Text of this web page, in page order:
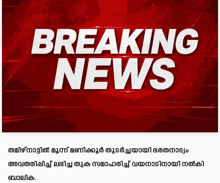
തമിഴ്‌നാട്ടിൽ മൂന്ന് മണിക്കൂർ തുടർച്ചയായി ഭരതനാട്യം
അവതരിപ്പിച്ച് ലഭിച്ച തുക സമാഹരിച്ച് വയനാടിനായി നൽകി
ബാലിക.